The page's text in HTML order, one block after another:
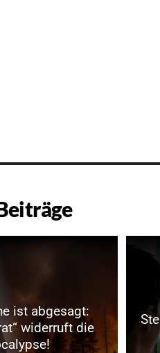
ist abgesagt:
widerruft die